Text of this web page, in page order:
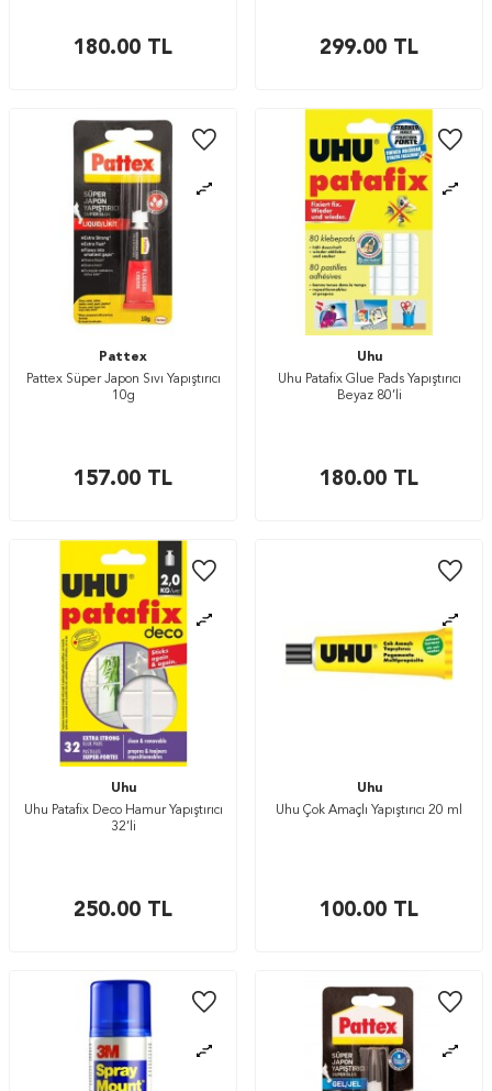
180.00 TL 299.00 TL
Pattex
Pattex Süper Japon Sıvı Yapıştırıcı
10g
157.00 TL
Uhu
Uhu Patafix Glue Pads Yapıştırıcı
Beyaz 80’li
180.00 TL
Uhu
Uhu Patafix Deco Hamur Yapıştırıcı
32’li
250.00 TL
Uhu
Uhu Çok Amaçlı Yapıştırıcı 20 ml
100.00 TL